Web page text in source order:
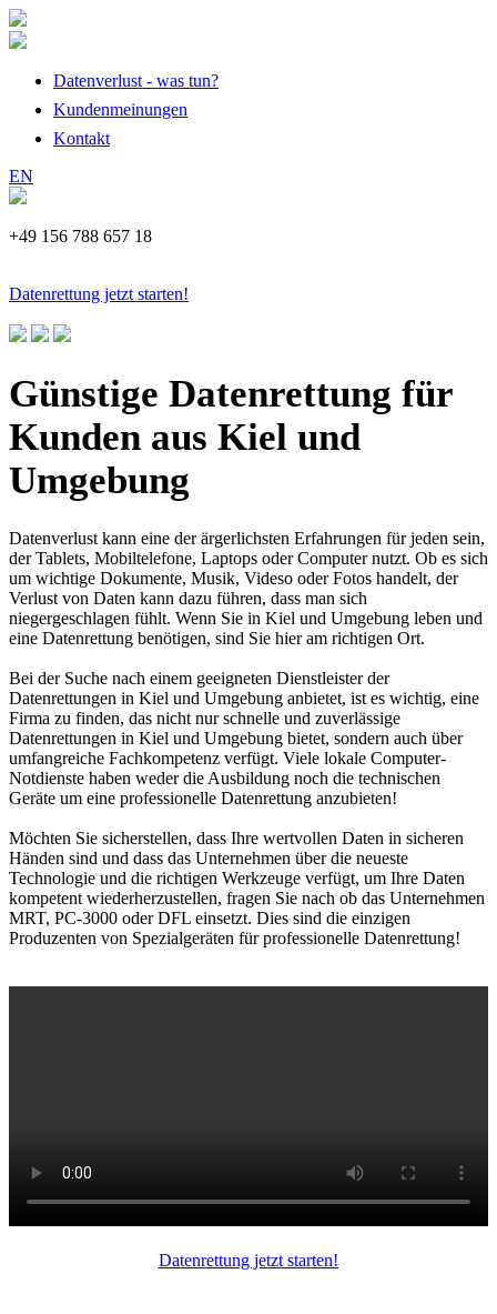
Datenverlust - was tun?
Kundenmeinungen
Kontakt
EN
+49 156 788 657 18
Datenrettung jetzt starten!
Günstige Datenrettung für
Kunden aus Kiel und
Umgebung
Datenverlust kann eine der ärgerlichsten Erfahrungen für jeden sein,
der Tablets, Mobiltelefone, Laptops oder Computer nutzt. Ob es sich
um wichtige Dokumente, Musik, Videso oder Fotos handelt, der
Verlust von Daten kann dazu führen, dass man sich
niegergeschlagen fühlt. Wenn Sie in Kiel und Umgebung leben und
eine Datenrettung benötigen, sind Sie hier am richtigen Ort.
Bei der Suche nach einem geeigneten Dienstleister der
Datenrettungen in Kiel und Umgebung anbietet, ist es wichtig, eine
Firma zu finden, das nicht nur schnelle und zuverlässige
Datenrettungen in Kiel und Umgebung bietet, sondern auch über
umfangreiche Fachkompetenz verfügt. Viele lokale Computer-
Notdienste haben weder die Ausbildung noch die technischen
Geräte um eine professionelle Datenrettung anzubieten!
Möchten Sie sicherstellen, dass Ihre wertvollen Daten in sicheren
Händen sind und dass das Unternehmen über die neueste
Technologie und die richtigen Werkzeuge verfügt, um Ihre Daten
kompetent wiederherzustellen, fragen Sie nach ob das Unternehmen
MRT, PC-3000 oder DFL einsetzt. Dies sind die einzigen
Produzenten von Spezialgeräten für professionelle Datenrettung!
Datenrettung jetzt starten!